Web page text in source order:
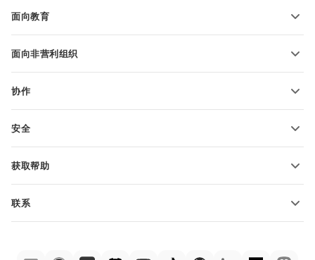
面向教育
适用于教育人士
面向非营利组织
申请免费帐户
协作
翻译人员
安全
获取帮助
帮助中心
联系